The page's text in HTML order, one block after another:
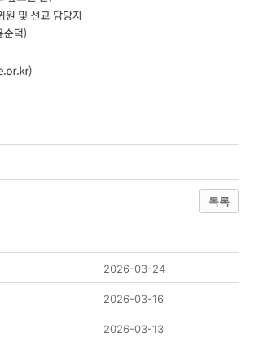
목록
2026-03-24
2026-03-16
2026-03-13